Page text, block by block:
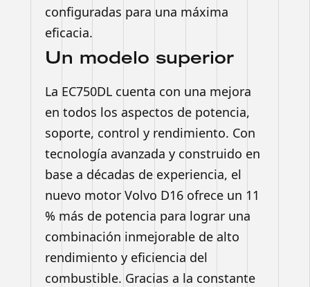
configuradas para una máxima
eficacia.
Un modelo superior
La EC750DL cuenta con una mejora
en todos los aspectos de potencia,
soporte, control y rendimiento. Con
tecnología avanzada y construido en
base a décadas de experiencia, el
nuevo motor Volvo D16 ofrece un 11
% más de potencia para lograr una
combinación inmejorable de alto
rendimiento y eficiencia del
combustible. Gracias a la constante